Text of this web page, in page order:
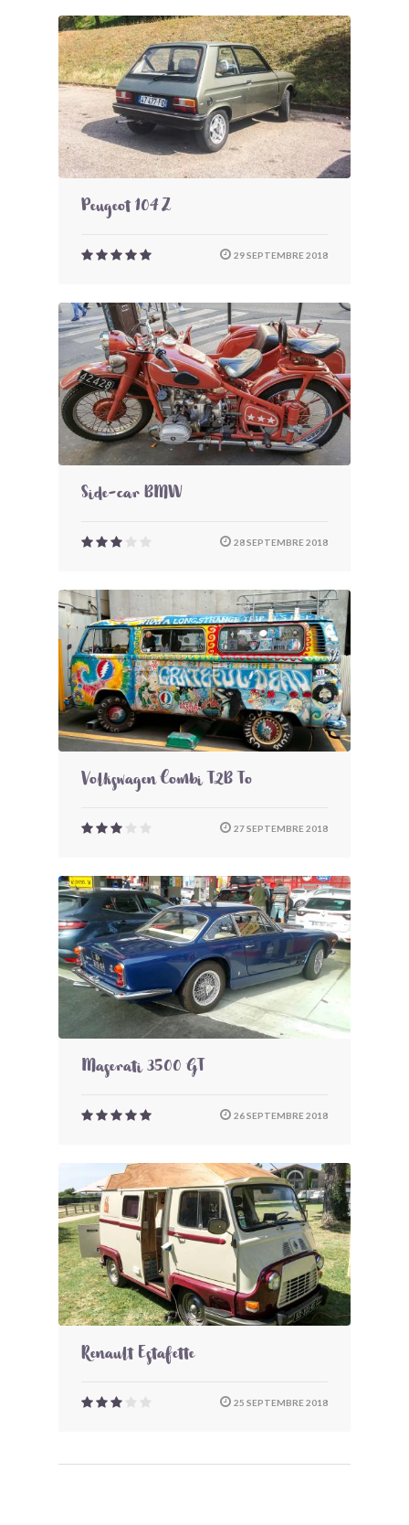
Peugeot 104 Z
29 SEPTEMBRE 2018
Side-car BMW
28 SEPTEMBRE 2018
Volkswagen Combi T2B To
27 SEPTEMBRE 2018
Maserati 3500 GT
26 SEPTEMBRE 2018
Renault Estafette
25 SEPTEMBRE 2018